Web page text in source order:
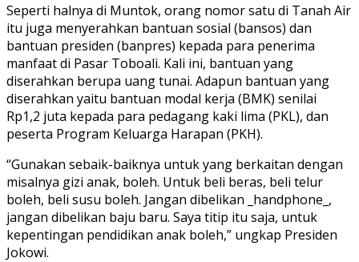
Seperti halnya di Muntok, orang nomor satu di Tanah Air
itu juga menyerahkan bantuan sosial (bansos) dan
bantuan presiden (banpres) kepada para penerima
manfaat di Pasar Toboali. Kali ini, bantuan yang
diserahkan berupa uang tunai. Adapun bantuan yang
diserahkan yaitu bantuan modal kerja (BMK) senilai
Rp1,2 juta kepada para pedagang kaki lima (PKL), dan
peserta Program Keluarga Harapan (PKH).
“Gunakan sebaik-baiknya untuk yang berkaitan dengan
misalnya gizi anak, boleh. Untuk beli beras, beli telur
boleh, beli susu boleh. Jangan dibelikan _handphone_,
jangan dibelikan baju baru. Saya titip itu saja, untuk
kepentingan pendidikan anak boleh,” ungkap Presiden
Jokowi.